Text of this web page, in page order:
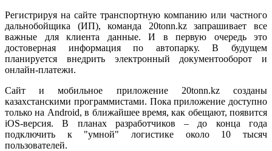
Регистрируя на сайте транспортную компанию или частного
дальнобойщика (ИП), команда 20tonn.kz запрашивает все
важные для клиента данные. И в первую очередь это
достоверная информация по автопарку. В будущем
планируется внедрить электронный документооборот и
онлайн-платежи.
Сайт и мобильное приложение 20tonn.kz созданы
казахстанскими программистами. Пока приложение доступно
только на Android, в ближайшее время, как обещают, появится
iOS-версия. В планах разработчиков – до конца года
подключить к "умной" логистике около 10 тысяч
пользователей.